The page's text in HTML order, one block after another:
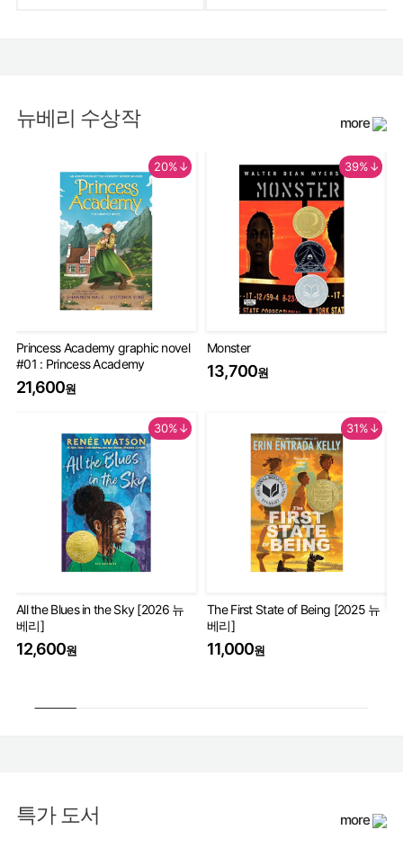
뉴베리 수상작 more
20%↓
Princess Academy graphic novel
#01 : Princess Academy
21,600원
39%↓
Monster
13,700원
30%↓
All the Blues in the Sky [2026 뉴
베리]
12,600원
31%↓
The First State of Being [2025 뉴
베리]
11,000원
특가 도서 more